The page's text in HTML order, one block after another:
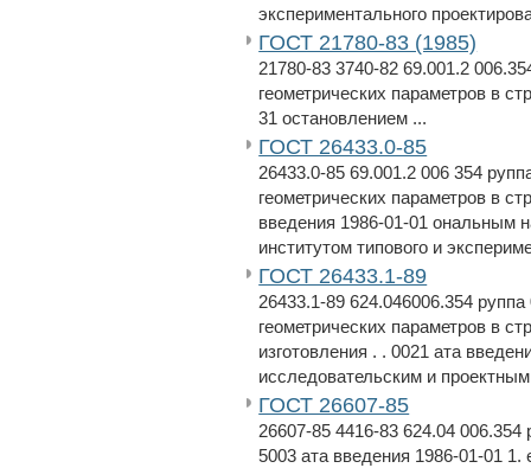
экспериментального
ГОСТ 21780-83 (1985)
21780-83 3740-82 69.001.2
геометрических параметров в
31 остановлением ...
ГОСТ 26433.0-85
26433.0-85 69.001.2 006 354
геометрических параметров в
введения 1986-01-01 ональным
институтом типового и
ГОСТ 26433.1-89
26433.1-89 624.046006.354
геометрических параметров в
изготовления . . 0021 ата
исследовательским и проектным
ГОСТ 26607-85
26607-85 4416-83 624.04
5003 ата введения 1986-01-01